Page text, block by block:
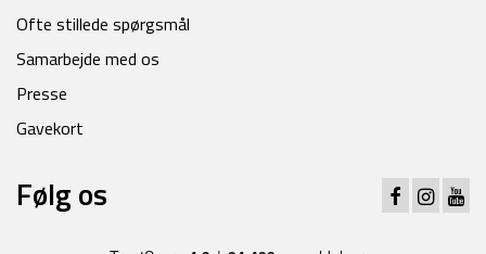
Ofte stillede spørgsmål
Samarbejde med os
Presse
Gavekort
Følg os